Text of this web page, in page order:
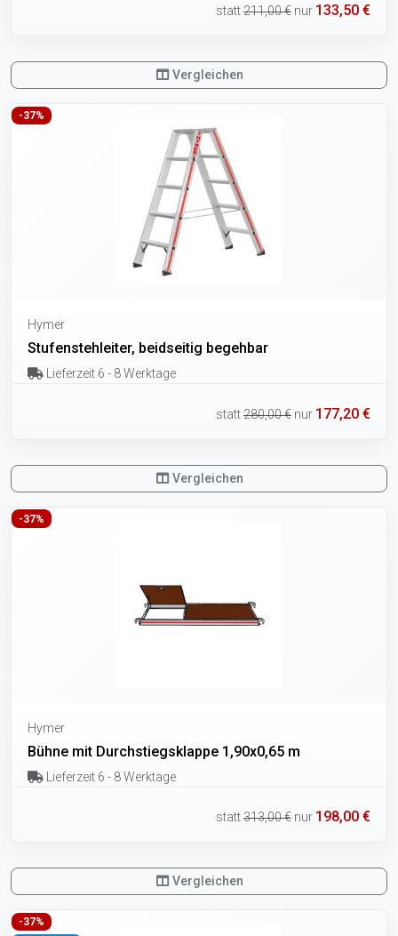
statt211,00 € nur 133,50 €
Vergleichen
-37%
Hymer
Stufenstehleiter, beidseitig begehbar
Lieferzeit 6 - 8 Werktage
statt280,00 € nur 177,20 €
Vergleichen
-37%
Hymer
Bühne mit Durchstiegsklappe 1,90x0,65 m
Lieferzeit 6 - 8 Werktage
statt313,00 € nur 198,00 €
Vergleichen
-37%